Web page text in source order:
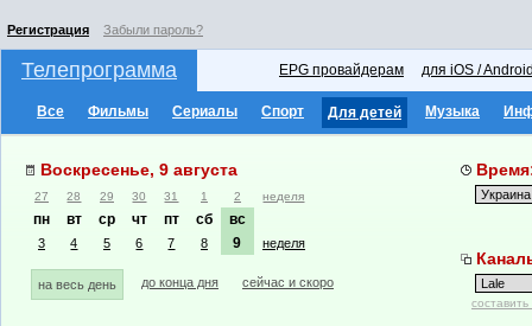
Регистрация Забыли пароль?
Телепрограмма EPG провайдерам для iOS /
Все Фильмы Сериалы Спорт Для детей Музыка
Воскресенье, 9 августа
27 28 29 30 31 1 2 неделя
пн вт ср чт пт сб вс
3 4 5 6 7 8 9 неделя
на весь день до конца дня сейчас и скоро